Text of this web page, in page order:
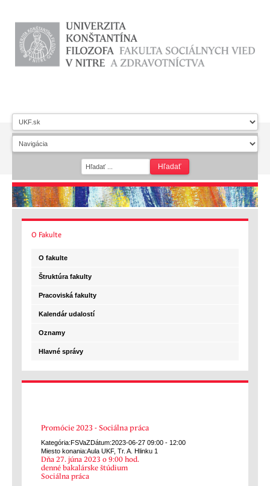
O Fakulte
O fakulte
Štruktúra fakulty
Pracoviská fakulty
Kalendár udalostí
Oznamy
Hlavné správy
Promócie 2023 - Sociálna práca
Kategória: FSVaZDátum:2023-06-27 09:00 - 12:00
Miesto konania:Aula UKF, Tr. A. Hlinku 1
Dňa 27. júna 2023 o 9:00 hod.
denné bakalárske štúdium
Sociálna práca